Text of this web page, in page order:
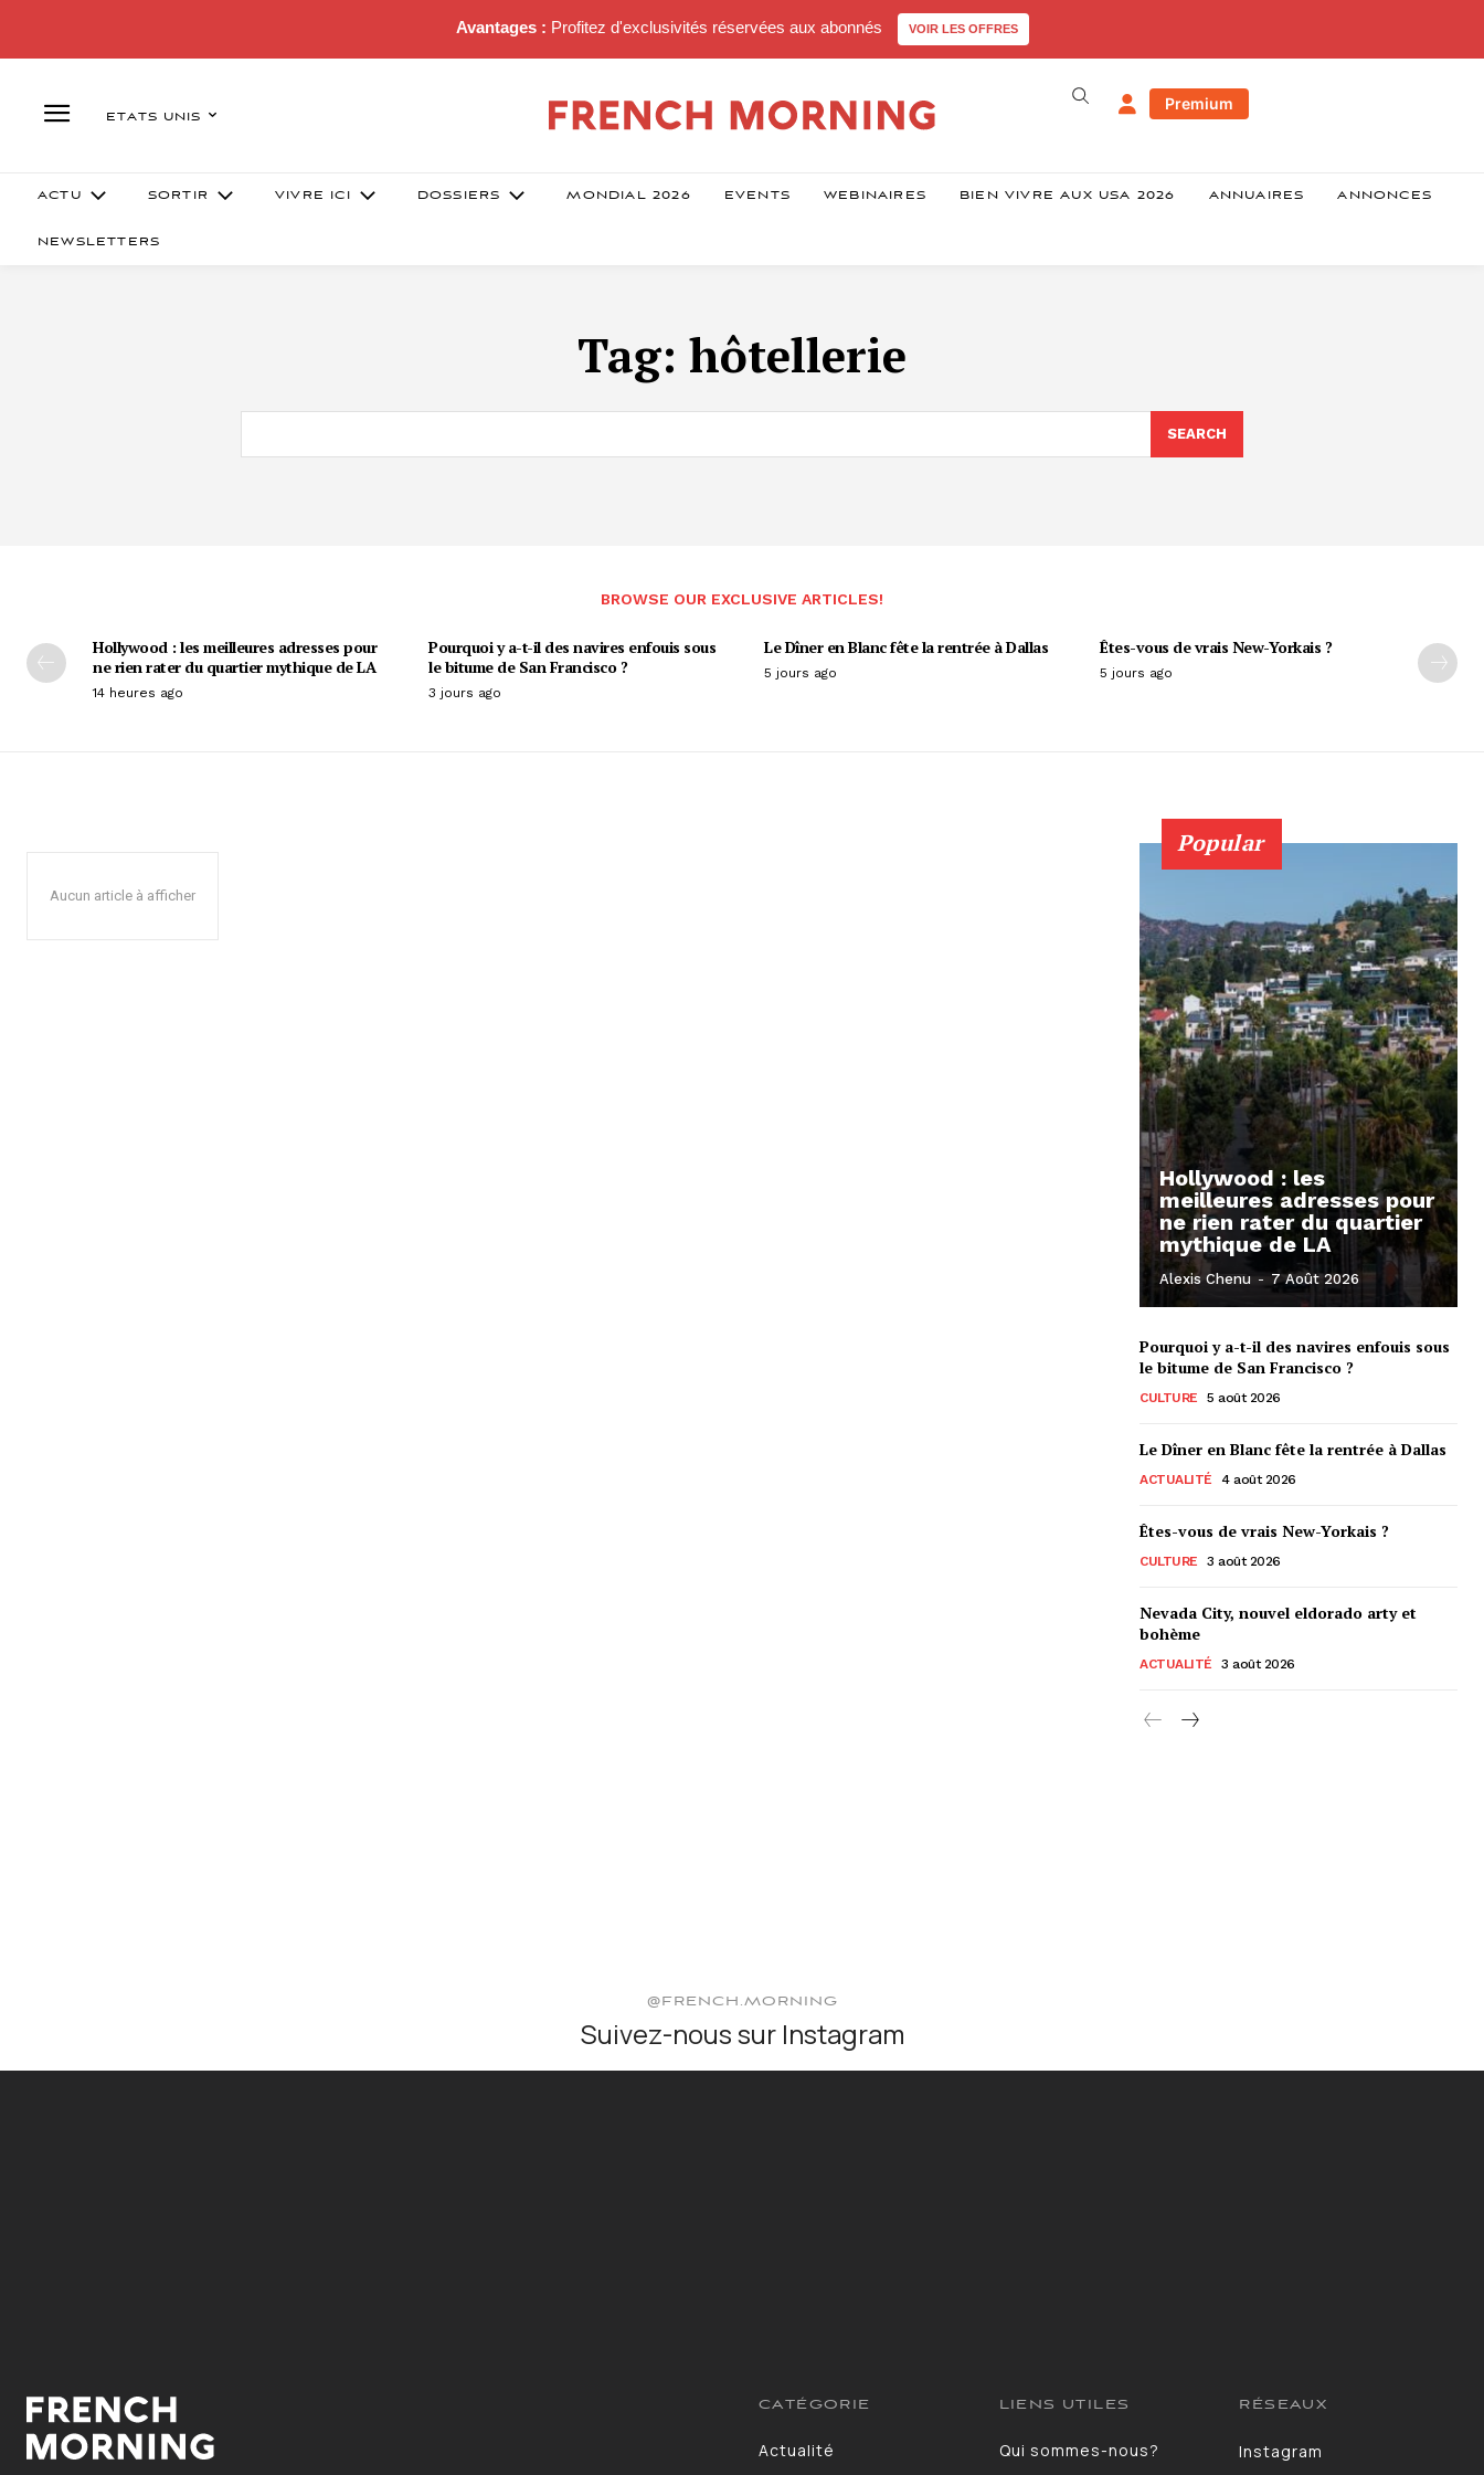
Avantages : Profitez d'exclusivités réservées aux abonnés VOIR LES OFFRES
ETATS UNIS
Premium
ACTU SORTIR VIVRE ICI DOSSIERS MONDIAL 2026 EVENTS WEBINAIRES BIEN VIVRE AUX USA 2026 ANNUAIRES ANNONCES
NEWSLETTERS
Tag: hôtellerie
SEARCH
BROWSE OUR EXCLUSIVE ARTICLES!
Hollywood : les meilleures adresses pour
ne rien rater du quartier mythique de LA
14 heures ago
Pourquoi y a-t-il des navires enfouis sous
le bitume de San Francisco ?
3 jours ago
Le Dîner en Blanc fête la rentrée à Dallas
5 jours ago
Êtes-vous de vrais New-Yorkais ?
5 jours ago
Aucun article à afficher
Popular
Hollywood : les
meilleures adresses pour
ne rien rater du quartier
mythique de LA
Alexis Chenu - 7 Août 2026
Pourquoi y a-t-il des navires enfouis sous
le bitume de San Francisco ?
CULTURE 5 août 2026
Le Dîner en Blanc fête la rentrée à Dallas
ACTUALITÉ 4 août 2026
Êtes-vous de vrais New-Yorkais ?
CULTURE 3 août 2026
Nevada City, nouvel eldorado arty et
bohème
ACTUALITÉ 3 août 2026
@FRENCH.MORNING
Suivez-nous sur Instagram
CATÉGORIE
Actualité
LIENS UTILES
Qui sommes-nous?
RÉSEAUX
Instagram